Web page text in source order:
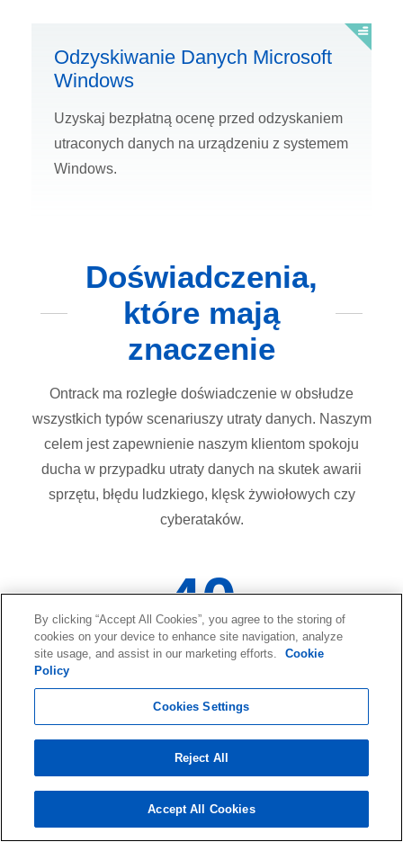
Odzyskiwanie Danych Microsoft
Windows
Uzyskaj bezpłatną ocenę przed odzyskaniem
utraconych danych na urządzeniu z systemem
Windows.
Doświadczenia,
które mają
znaczenie
Ontrack ma rozległe doświadczenie w obsłudze
wszystkich typów scenariuszy utraty danych. Naszym
celem jest zapewnienie naszym klientom spokoju
ducha w przypadku utraty danych na skutek awarii
sprzętu, błędu ludzkiego, klęsk żywiołowych czy
cyberataków.
40
Lat
1
Milion+
By clicking “Accept All Cookies”, you agree to the storing of
cookies on your device to enhance site navigation, analyze
site usage, and assist in our marketing efforts.
Cookie
Policy
Cookies Settings
Reject All
Accept All Cookies